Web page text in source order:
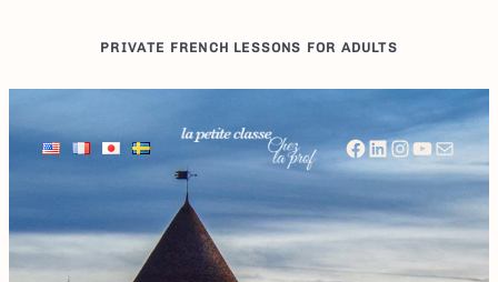
PRIVATE FRENCH LESSONS FOR ADULTS
Facebook LinkedIn InstagramYouTube E-post